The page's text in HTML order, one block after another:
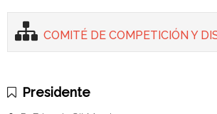
COMITÉ DE COMPETICIÓN Y
Presidente